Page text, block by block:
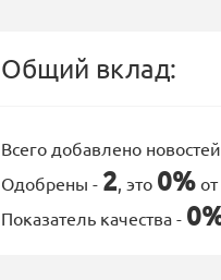
Общий вклад:
Всего добавлено
Одобрены - 2, это 0%
Показатель качества -